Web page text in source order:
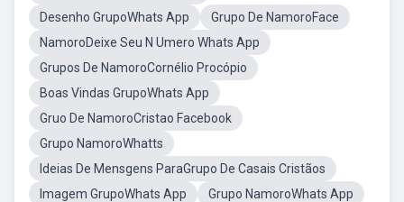
Desenho GrupoWhats App
Grupo De NamoroFace
NamoroDeixe Seu N Umero Whats App
Grupos De NamoroCornélio Procópio
Boas Vindas GrupoWhats App
Gruo De NamoroCristao Facebook
Grupo NamoroWhatts
Ideias De Mensgens ParaGrupo De Casais Cristãos
Imagem GrupoWhats App
Grupo NamoroWhats App